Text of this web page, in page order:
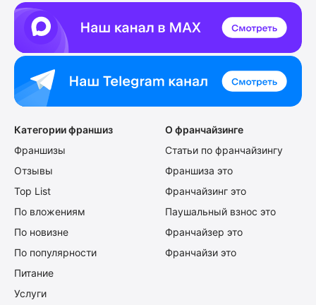
Категории франшиз
Франшизы
Отзывы
Top List
По вложениям
По новизне
По популярности
Питание
Услуги
О франчайзинге
Статьи по франчайзингу
Франшиза это
Франчайзинг это
Паушальный взнос это
Франчайзер это
Франчайзи это